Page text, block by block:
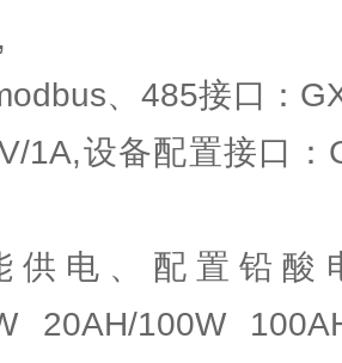
、485接口：
1A,设备配置接口：
供电、配置铅酸
20AH/100W